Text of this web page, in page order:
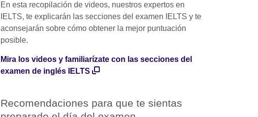
En esta recopilación de videos, nuestros expertos en
IELTS, te explicarán las secciones del examen IELTS y te
aconsejarán sobre cómo obtener la mejor puntuación
posible.
Mira los videos y familiarízate con las secciones del
examen de inglés IELTS
Recomendaciones para que te sientas